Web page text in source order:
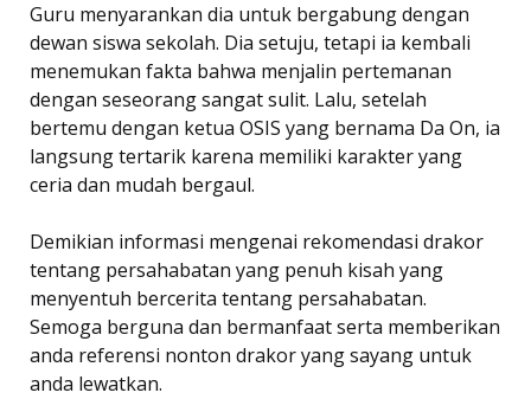
Guru menyarankan dia untuk bergabung dengan
dewan siswa sekolah. Dia setuju, tetapi ia kembali
menemukan fakta bahwa menjalin pertemanan
dengan seseorang sangat sulit. Lalu, setelah
bertemu dengan ketua OSIS yang bernama Da On, ia
langsung tertarik karena memiliki karakter yang
ceria dan mudah bergaul.
Demikian informasi mengenai rekomendasi drakor
tentang persahabatan yang penuh kisah yang
menyentuh bercerita tentang persahabatan.
Semoga berguna dan bermanfaat serta memberikan
anda referensi nonton drakor yang sayang untuk
anda lewatkan.